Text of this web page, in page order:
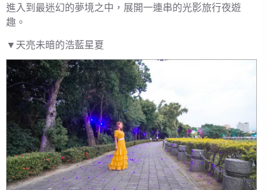
進入到最迷幻的夢境之中，展開一連串的光影旅行夜遊
趣。
▼天亮未暗的浩藍星夏